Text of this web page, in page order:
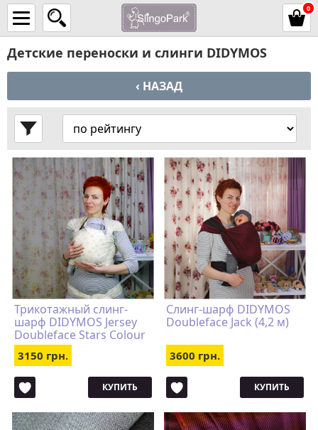
0
Детские переноски и слинги DIDYMOS
‹ НАЗАД
Трикотажный слинг-
шарф DIDYMOS Jersey
Doubleface Stars Colour
Growth Cotton
3150 грн.
КУПИТЬ
Слинг-шарф DIDYMOS
Doubleface Jack (4,2 м)
3600 грн.
КУПИТЬ